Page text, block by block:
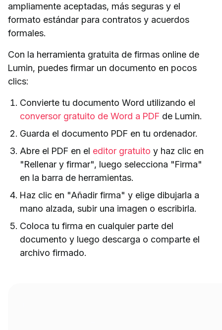
ampliamente aceptadas, más seguras y el
formato estándar para contratos y acuerdos
formales.
Con la herramienta gratuita de firmas online de
Lumin, puedes firmar un documento en pocos
clics:
Convierte tu documento Word utilizando el
conversor gratuito de Word a PDF de Lumin.
Guarda el documento PDF en tu ordenador.
Abre el PDF en el editor gratuito y haz clic en
"Rellenar y firmar", luego selecciona "Firma"
en la barra de herramientas.
Haz clic en "Añadir firma" y elige dibujarla a
mano alzada, subir una imagen o escribirla.
Coloca tu firma en cualquier parte del
documento y luego descarga o comparte el
archivo firmado.